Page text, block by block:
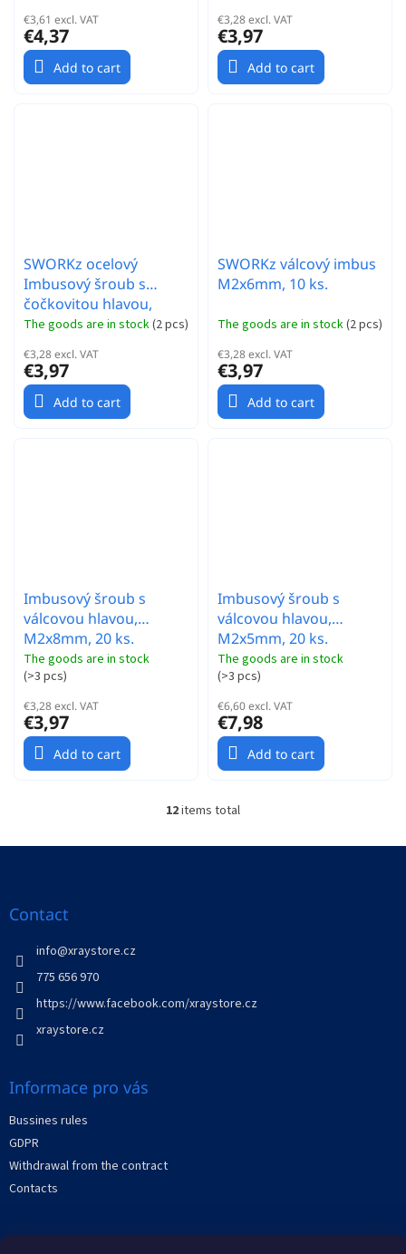
€3,61 excl. VAT
€4,37
Add to cart
€3,28 excl. VAT
€3,97
Add to cart
SWORKz ocelový
Imbusový šroub s
čočkovitou hlavou,
M2x6mm, 10 ks.
The goods are in stock(2 pcs)
€3,28 excl. VAT
€3,97
Add to cart
SWORKz válcový imbus
M2x6mm, 10 ks.
The goods are in stock(2 pcs)
€3,28 excl. VAT
€3,97
Add to cart
Imbusový šroub s
válcovou hlavou,
M2x8mm, 20 ks.
The goods are in stock
(>3 pcs)
€3,28 excl. VAT
€3,97
Add to cart
Imbusový šroub s
válcovou hlavou,
M2x5mm, 20 ks.
The goods are in stock
(>3 pcs)
€6,60 excl. VAT
€7,98
Add to cart
L
s
r
12items total
Contact
info@xraystore.cz
775 656 970
https://www.facebook.com/xraystore.cz
xraystore.cz
Informace pro vás
Bussines rules
GDPR
Withdrawal from the contract
Contacts